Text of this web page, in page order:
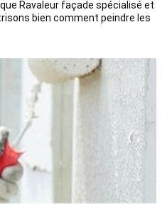
Ravaleur façade spécialisé et
bien comment peindre les